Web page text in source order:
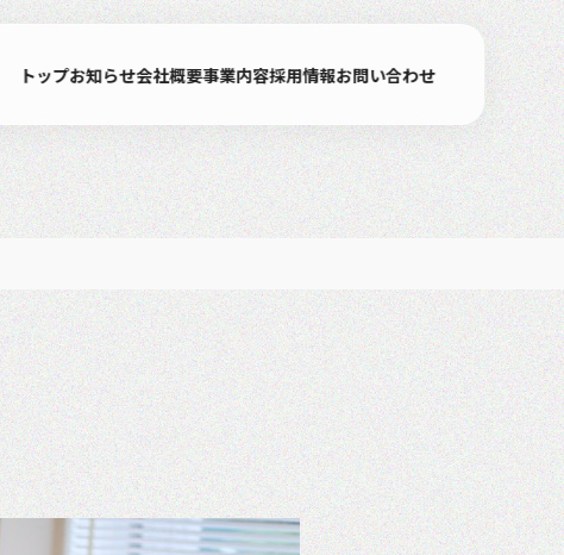
トップお知らせ会社概要事業内容採用情報お問い合わせ